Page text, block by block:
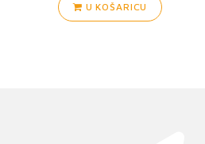
U KOŠARICU